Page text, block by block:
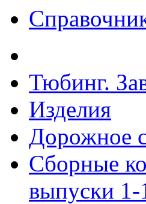
Тюбинг.
Изделия
Дорожное
Сборные
выпуски